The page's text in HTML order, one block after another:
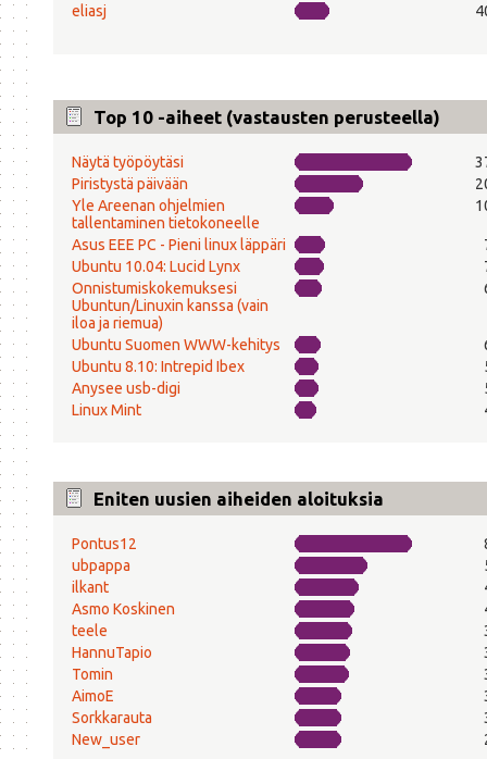
eliasj
Top 10 -aiheet (vastausten perusteella)
Näytä työpöytäsi
Piristystä päivään
Yle Areenan ohjelmien
tallentaminen tietokoneelle
Asus EEE PC - Pieni linux läppäri
Ubuntu 10.04: Lucid Lynx
Onnistumiskokemuksesi
Ubuntun/Linuxin kanssa (vain
iloa ja riemua)
Ubuntu Suomen WWW-kehitys
Ubuntu 8.10: Intrepid Ibex
Anysee usb-digi
Linux Mint
Eniten uusien aiheiden aloituksia
Pontus12
ubpappa
ilkant
Asmo Koskinen
teele
HannuTapio
Tomin
AimoE
Sorkkarauta
New_user